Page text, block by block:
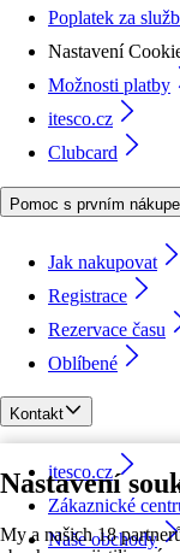
Nastavení
My a našich 18
Poplatek za
Nastavení
Možnosti platby
itesco.cz
Clubcard
Pomoc s prvním
Jak nakupovat
Registrace
Rezervace času
Oblíbené
Kontakt
itesco.cz
Zákaznické
Naše obchody